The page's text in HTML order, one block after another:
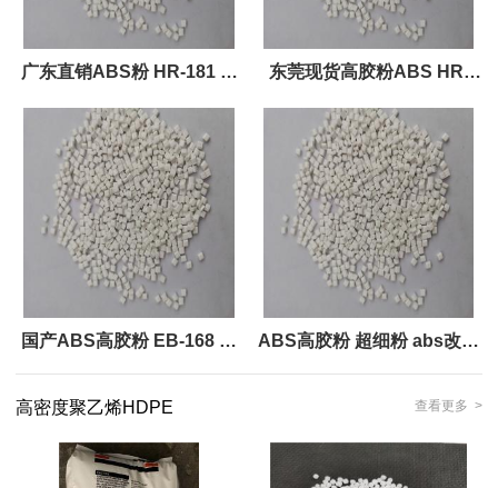
广东直销ABS粉 HR-181 高
胶粉 ABS塑料改性增韧剂 增
韧级 粉料
东莞现货高胶粉ABS HR-
181大包料 增加韧性 含胶量
高 ABS改性用料
国产ABS高胶粉 EB-168 增 ABS高胶粉 超细粉 abs改性
高密度聚乙烯HDPE
查看更多 >